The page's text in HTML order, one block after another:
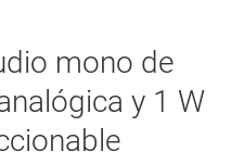
mono de
y 1 W